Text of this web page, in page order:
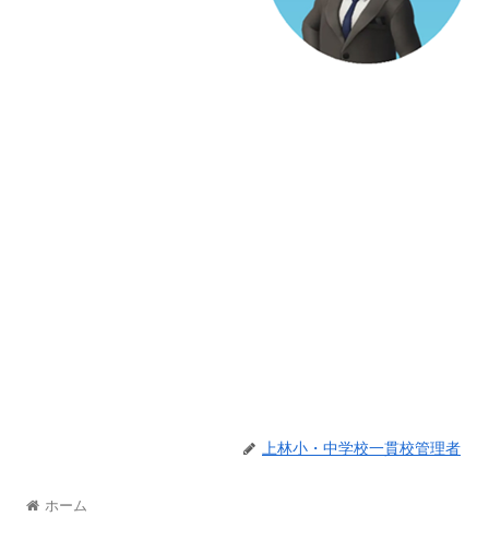
上林小・中学校一貫校管理者
ホーム